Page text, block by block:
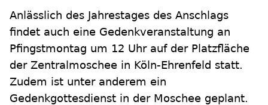
Anlässlich des Jahrestages des Anschlags
findet auch eine Gedenkveranstaltung an
Pfingstmontag um 12 Uhr auf der Platzfläche
der Zentralmoschee in Köln-Ehrenfeld statt.
Zudem ist unter anderem ein
Gedenkgottesdienst in der Moschee geplant.